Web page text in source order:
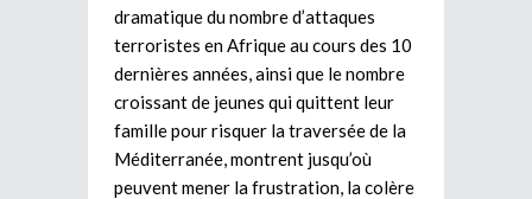
dramatique du nombre d’attaques
terroristes en Afrique au cours des 10
dernières années, ainsi que le nombre
croissant de jeunes qui quittent leur
famille pour risquer la traversée de la
Méditerranée, montrent jusqu’où
peuvent mener la frustration, la colère